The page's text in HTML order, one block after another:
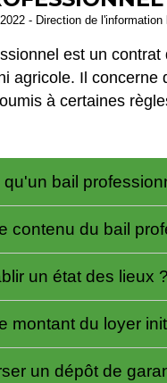
- Direction de
est un
agricole. Il
à certaines
qu'un bail
contenu du bail
un état des lieux ?
montant du loyer
un dépôt de